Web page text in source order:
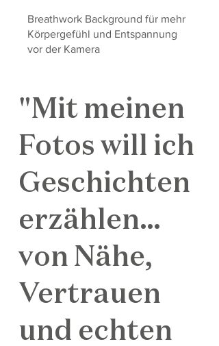
Breathwork Background für mehr
Körpergefühl und Entspannung
vor der Kamera
"Mit meinen
Fotos will ich
Geschichten
erzählen…
von Nähe,
Vertrauen
und echten